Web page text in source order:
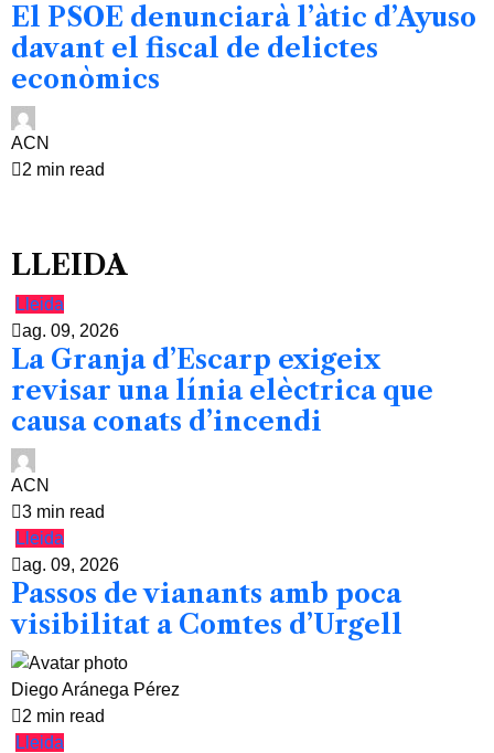
El PSOE denunciarà l’àtic d’Ayuso
davant el fiscal de delictes
econòmics
ACN
2 min read
LLEIDA
Lleida
ag. 09, 2026
La Granja d’Escarp exigeix
revisar una línia elèctrica que
causa conats d’incendi
ACN
3 min read
Lleida
ag. 09, 2026
Passos de vianants amb poca
visibilitat a Comtes d’Urgell
Diego Aránega Pérez
2 min read
Lleida